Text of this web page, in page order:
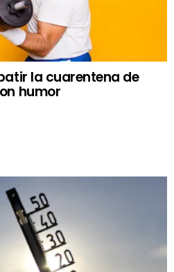
la cuarentena de
humor